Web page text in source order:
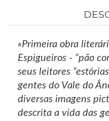
«Primeira obra
Espigueiros - “pão
seus leitores
gentes do Vale do
diversas imagens
descrita a vida das